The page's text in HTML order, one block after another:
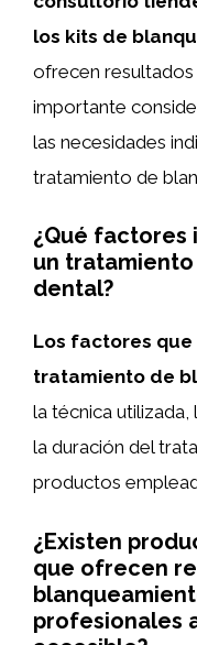
los kits de
ofrecen resultados
importante
las necesidades
tratamiento de
¿Qué factores
un
dental?
Los factores que
tratamiento de
la técnica
la duración del
productos
¿Existen
que ofrecen
profesionales